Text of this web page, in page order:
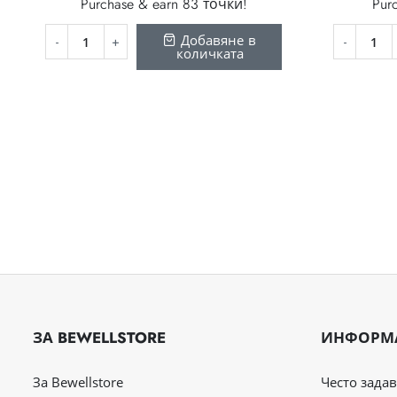
Purchase & earn 83 точки!
Добавяне в
количката
ЗА BEWELLSTORE
За Bewellstore Често